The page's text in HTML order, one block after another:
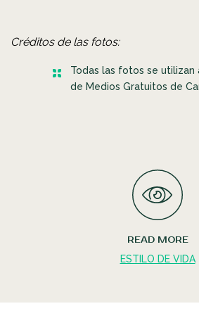
Créditos de las fotos:
Todas las fotos se utilizan
de Medios Gratuitos de
READ MORE
ESTILO DE VIDA